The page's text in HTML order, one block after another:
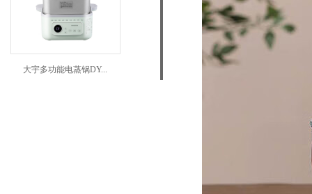
大宇多功能电蒸锅DY...